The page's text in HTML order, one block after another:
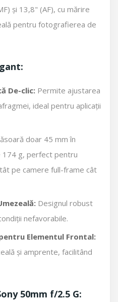
și 13,8" (AF), cu mărire
pentru fotografierea de
De-clic: Permite ajustarea
ideal pentru aplicații
doar 45 mm în
174 g, perfect pentru
pe camere full-frame cât
Designul robust
nefavorabile.
Elementul Frontal:
și amprente, facilitând
50mm f/2.5 G: